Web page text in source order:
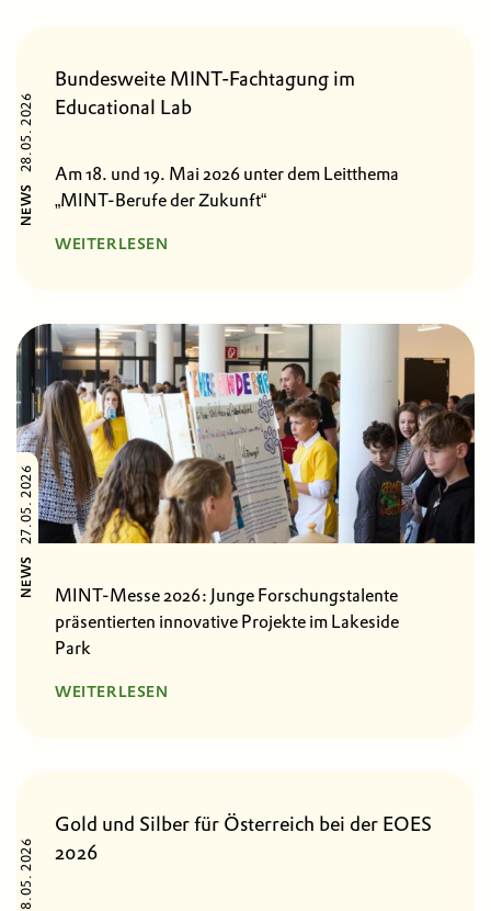
NEWS
28.05. 2026
Bundesweite MINT-Fachtagung im
Educational Lab
Am 18. und 19. Mai 2026 unter dem Leitthema
„MINT-Berufe der Zukunft“
WEITERLESEN
NEWS
27.05. 2026
MINT-Messe 2026: Junge Forschungstalente
präsentierten innovative Projekte im Lakeside
Park
WEITERLESEN
18.05. 2026
Gold und Silber für Österreich bei der EOES
2026